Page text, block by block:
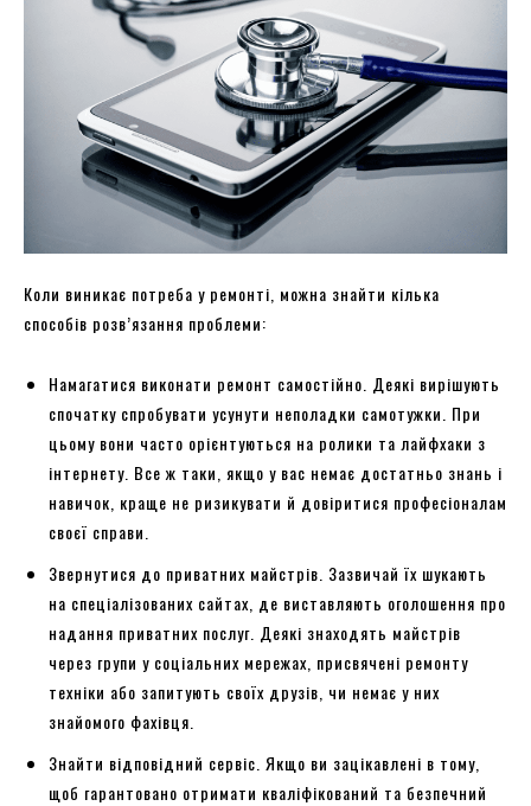
Коли виникає потреба у ремонті, можна знайти кілька
способів розв’язання проблеми:
Намагатися виконати ремонт самостійно. Деякі вирішують
спочатку спробувати усунути неполадки самотужки. При
цьому вони часто орієнтуються на ролики та лайфхаки з
інтернету. Все ж таки, якщо у вас немає достатньо знань і
навичок, краще не ризикувати й довіритися професіоналам
своєї справи.
Звернутися до приватних майстрів. Зазвичай їх шукають
на спеціалізованих сайтах, де виставляють оголошення про
надання приватних послуг. Деякі знаходять майстрів
через групи у соціальних мережах, присвячені ремонту
техніки або запитують своїх друзів, чи немає у них
знайомого фахівця.
Знайти відповідний сервіс. Якщо ви зацікавлені в тому,
щоб гарантовано отримати кваліфікований та безпечний